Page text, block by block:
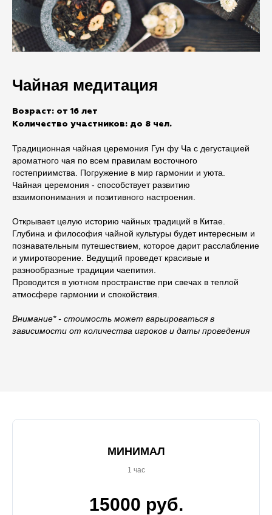
Чайная медитация
Возраст: от 16 лет
Количество участников: до 8 чел.
Традиционная чайная церемония Гун фу Ча с дегустацией
ароматного чая по всем правилам восточного
гостеприимства. Погружение в мир гармонии и уюта.
Чайная церемония - способствует развитию
взаимопонимания и позитивного настроения.
Открывает целую историю чайных традиций в Китае.
Глубина и философия чайной культуры будет интересным и
познавательным путешествием, которое дарит расслабление
и умиротворение. Ведущий проведет красивые и
разнообразные традиции чаепития.
Проводится в уютном пространстве при свечах в теплой
атмосфере гармонии и спокойствия.
Внимание* - стоимость может варьироваться в
зависимости от количества игроков и даты проведения
МИНИМАЛ
1 час
15000 руб.